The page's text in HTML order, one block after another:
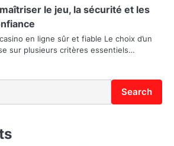
le jeu, la sécurité et les
en ligne sûr et fiable Le choix d’un
sur plusieurs critères essentiels…
Search